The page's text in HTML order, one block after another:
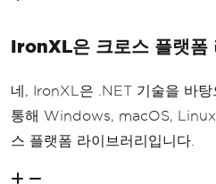
IronXL은 크로스 플랫폼
네, IronXL은 .NET 기술을 바
통해 Windows, macOS, Linux
스 플랫폼 라이브러리입니다.